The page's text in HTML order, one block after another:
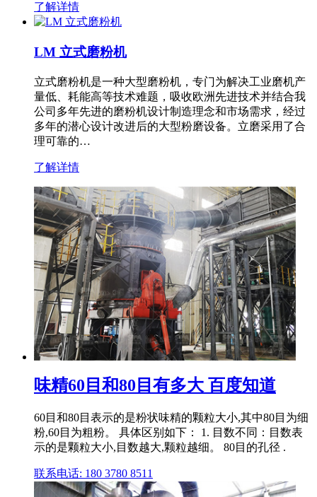
了解详情
LM 立式磨粉机
立式磨粉机是一种大型磨粉机，专门为解决工业磨机产
量低、耗能高等技术难题，吸收欧洲先进技术并结合我
公司多年先进的磨粉机设计制造理念和市场需求，经过
多年的潜心设计改进后的大型粉磨设备。立磨采用了合
理可靠的…
了解详情
味精60目和80目有多大 百度知道
60目和80目表示的是粉状味精的颗粒大小,其中80目为细
粉,60目为粗粉。 具体区别如下： 1. 目数不同：目数表
示的是颗粒大小,目数越大,颗粒越细。 80目的孔径 .
联系电话: 180 3780 8511